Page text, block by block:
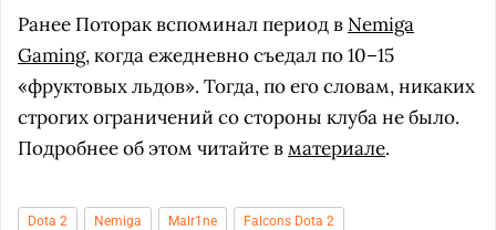
Ранее Поторак вспоминал период в Nemiga
Gaming, когда ежедневно съедал по 10–15
«фруктовых льдов». Тогда, по его словам, никаких
строгих ограничений со стороны клуба не было.
Подробнее об этом читайте вматериале.
Dota 2 Nemiga Malr1ne Falcons Dota 2